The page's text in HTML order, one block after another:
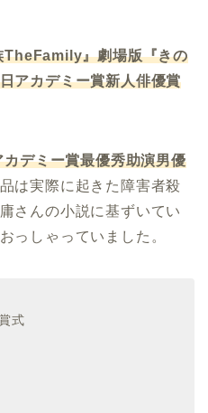
TheFamily』劇場版『きの
アカデミー賞新人俳優賞
デミー賞最優秀助演男優
は実際に起きた障害者殺
さんの小説に基ずいてい
っしゃっていました。
式